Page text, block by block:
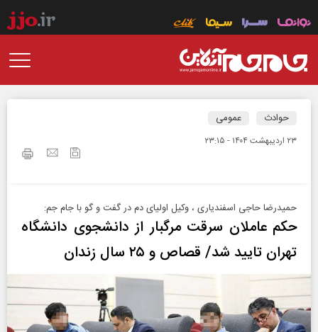
حوادث عمومی
۲۳ ارديبهشت ۱۴۰۴ - ۲۳:۱۵
حمیدرضا حاجی اسفندیاری ، وکیل اولیای دم در گفت و گو با جام جم:
حکم عاملان سرقت مرگبار از دانشجوی دانشگاه
تهران تایید شد/ قصاص و ۲۵ سال زندان